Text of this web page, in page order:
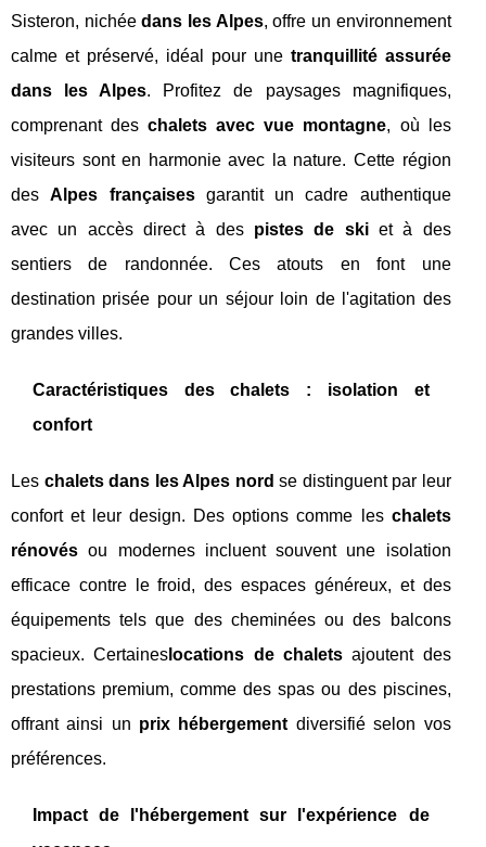
Sisteron, nichéedans les Alpes, offre un environnement
calme et préservé, idéal pour une tranquillité assurée
dans les Alpes. Profitez de paysages magnifiques,
comprenant deschalets avec vue montagne, où les
visiteurs sont en harmonie avec la nature. Cette région
desAlpes françaisesgarantit un cadre authentique
avec un accès direct à des pistes de skiet à des
sentiers de randonnée. Ces atouts en font une
destination prisée pour un séjour loin de l'agitation des
grandes villes.
Caractéristiques des chalets : isolation et
confort
Les chalets dans les Alpes nord se distinguent par leur
confort et leur design. Des options comme les chalets
rénovés ou modernes incluent souvent une isolation
efficace contre le froid, des espaces généreux, et des
équipements tels que des cheminées ou des balcons
spacieux. Certaines locations de chaletsajoutent des
prestations premium, comme des spas ou des piscines,
offrant ainsi un prix hébergement diversifié selon vos
préférences.
Impact de l'hébergement sur l'expérience de